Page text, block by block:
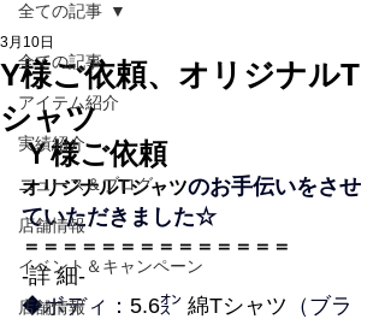
全ての記事
アイテム紹介
実績紹介
ニュース＆ブログ
店舗情報
イベント＆キャンペーン
店舗情報
全ての記事
Y様ご依頼、オリジナルT
シャツ
3月10日
Ｙ様ご依頼
オリジナルTシャツのお手伝いをさせ
ていただきました☆
＝＝＝＝＝＝＝＝＝＝＝＝＝＝
-詳 細-
◆ボディ： 5.6㌉ 綿Tシャツ （ブラ